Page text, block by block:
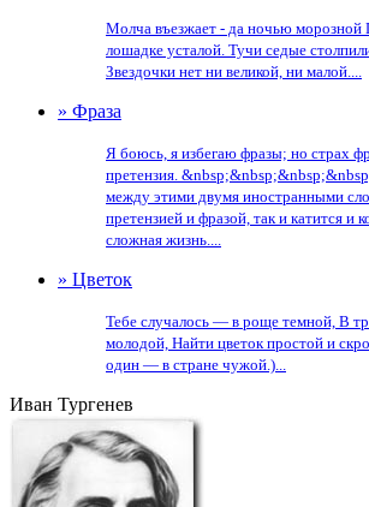
Молча въезжает - да ночью морозной
лошадке усталой. Тучи седые
Звездочки нет ни великой, ни малой....
» Фраза
Я боюсь, я избегаю фразы; но страх
претензия.
между этими двумя иностранными
претензией и фразой, так и катится и
сложная жизнь....
» Цветок
Тебе случалось — в роще темной, В
молодой, Найти цветок простой и
один — в стране чужой.)...
Иван Тургенев